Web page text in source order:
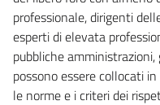
professionale, dirigenti
esperti di elevata
pubbliche
possono essere collocati
le norme e i criteri dei